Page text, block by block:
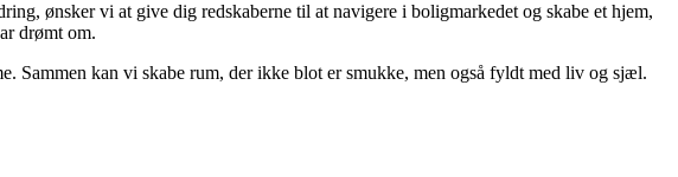
ønsker vi at give dig redskaberne til at navigere i boligmarkedet og skabe et hjem,
drømt om.
Sammen kan vi skabe rum, der ikke blot er smukke, men også fyldt med liv og sjæl.